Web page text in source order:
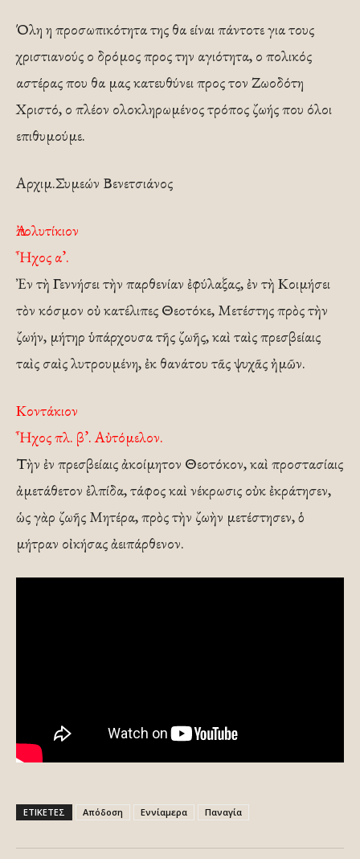
Όλη η προσωπικότητα της θα είναι πάντοτε για τους
χριστιανούς ο δρόμος προς την αγιότητα, ο πολικός
αστέρας που θα μας κατευθύνει προς τον Ζωοδότη
Χριστό, ο πλέον ολοκληρωμένος τρόπος ζωής που όλοι
επιθυμούμε.
Αρχιμ.Συμεών Βενετσιάνος
Ἀπολυτίκιον
Ἦχος α’.
Ἐν τὴ Γεννήσει τὴν παρθενίαν ἐφύλαξας, ἐν τὴ Κοιμήσει
τὸν κόσμον οὐ κατέλιπες Θεοτόκε, Μετέστης πρὸς τὴν
ζωήν, μήτηρ ὑπάρχουσα τῆς ζωῆς, καὶ ταὶς πρεσβείαις
ταὶς σαὶς λυτρουμένη, ἐκ θανάτου τᾶς ψυχᾶς ἠμῶν.
Κοντάκιον
Ἦχος πλ. β’. Αὐτόμελον.
Τὴν ἐν πρεσβείαις ἀκοίμητον Θεοτόκον, καὶ προστασίαις
ἀμετάθετον ἐλπίδα, τάφος καὶ νέκρωσις οὐκ ἐκράτησεν,
ὡς γὰρ ζωῆς Μητέρα, πρὸς τὴν ζωὴν μετέστησεν, ὁ
μήτραν οἰκήσας ἀειπάρθενον.
ΕΤΙΚΕΤΕΣ Απόδοση Εννίαμερα Παναγία